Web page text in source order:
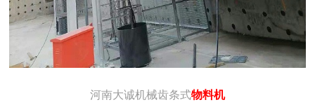
河南大诚机械齿条式物料机